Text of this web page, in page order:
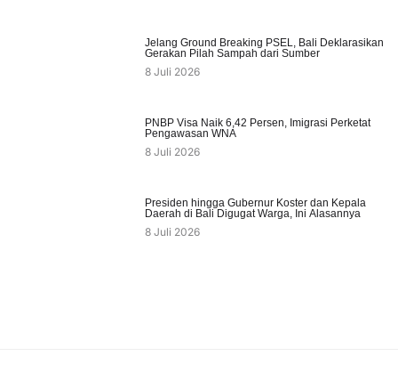
Jelang Ground Breaking PSEL, Bali Deklarasikan
Gerakan Pilah Sampah dari Sumber
8 Juli 2026
PNBP Visa Naik 6,42 Persen, Imigrasi Perketat
Pengawasan WNA
8 Juli 2026
Presiden hingga Gubernur Koster dan Kepala
Daerah di Bali Digugat Warga, Ini Alasannya
8 Juli 2026